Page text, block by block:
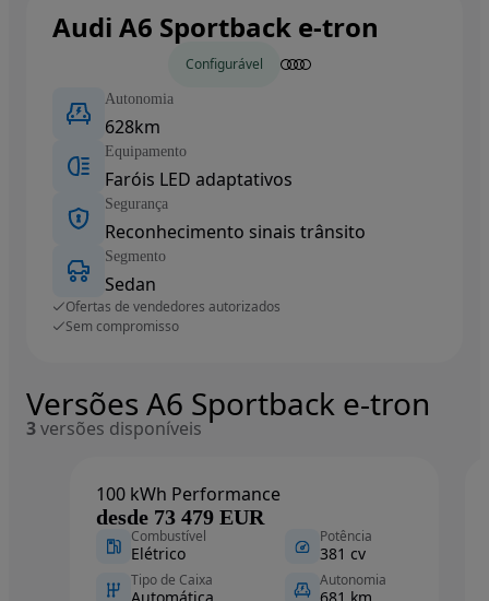
Audi A6 Sportback e-tron
Configurável
Autonomia
628km
Equipamento
Faróis LED adaptativos
Segurança
Reconhecimento sinais trânsito
Segmento
Sedan
Ofertas de vendedores autorizados
Sem compromisso
Versões A6 Sportback e-tron
3versões disponíveis
100 kWh Performance
desde 73 479 EUR
Combustível
Elétrico
Potência
381 cv
Tipo de Caixa Autonomia